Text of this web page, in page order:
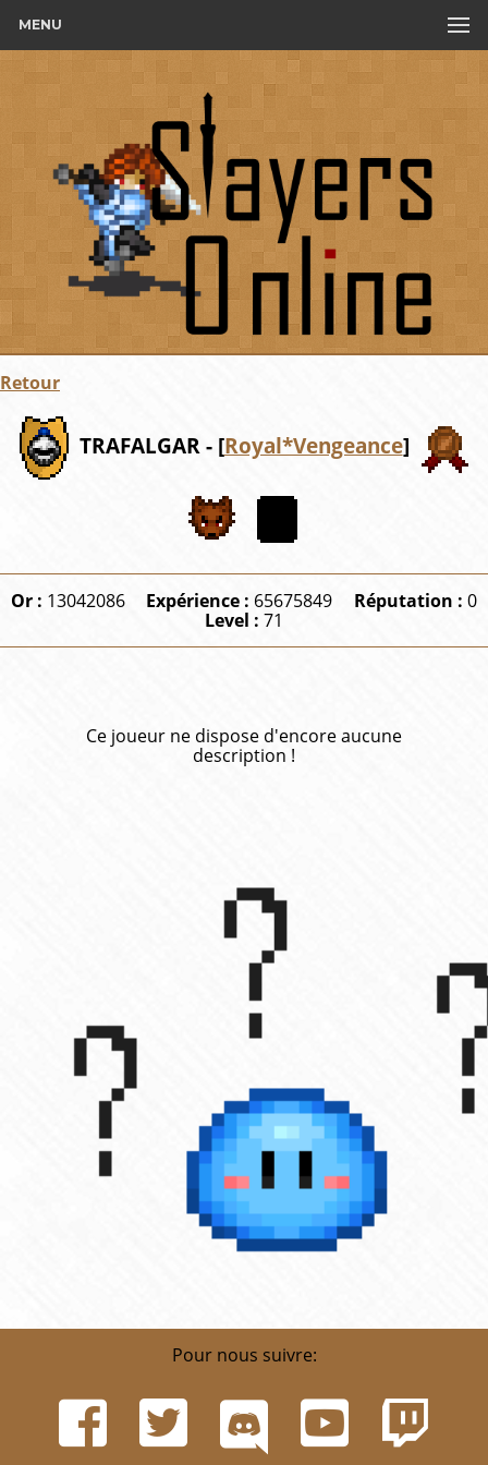
MENU
Retour
TRAFALGAR - [Royal*Vengeance]
Or : 13042086 Expérience : 65675849 Réputation :0
Level : 71
Ce joueur ne dispose d'encore aucune
description !
Pour nous suivre: